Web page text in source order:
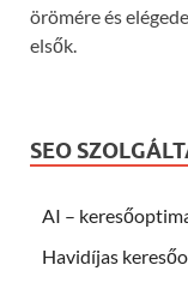
örömére és
elsők.
SEO
AI –
Havidíjas